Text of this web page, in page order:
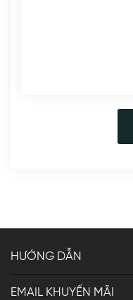
HƯỚNG DẪN
EMAIL KHUYẾN MÃI